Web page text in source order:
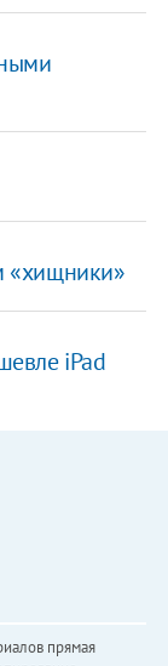
«хищники»
iPad
прямая